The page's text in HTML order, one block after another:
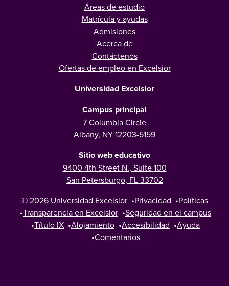
Áreas de estudio
Matrícula y ayudas
Admisiones
Acerca de
Contáctenos
Ofertas de empleo en Excelsior
Universidad Excelsior
Campus principal
7 Columbia Circle
Albany, NY 12203-5159
Sitio web educativo
9400 4th Street N., Suite 100
San Petersburgo, FL 33702
© 2026 Universidad Excelsior •Privacidad •Políticas
•Transparencia en Excelsior •Seguridad en el campus
•Título IX •Alojamiento •Accesibilidad •Ayuda
•Comentarios